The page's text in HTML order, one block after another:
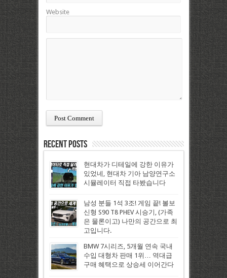
Website
Recent Posts
현대차가 디테일에 강한 이유가
있었네, 현대차 기아 남양연구소
시뮬레이터 직접 타봤습니다
남성 분들 1석 3조! 게임 끝! 볼보
신형 S90 T8 PHEV 시승기, (가족
은 물론이고) 나만의 공간으로 최
고입니다.
BMW 7시리즈, 5개월 연속 국내
수입 대형차 판매 1위… 역대급
구매 혜택으로 상승세 이어간다